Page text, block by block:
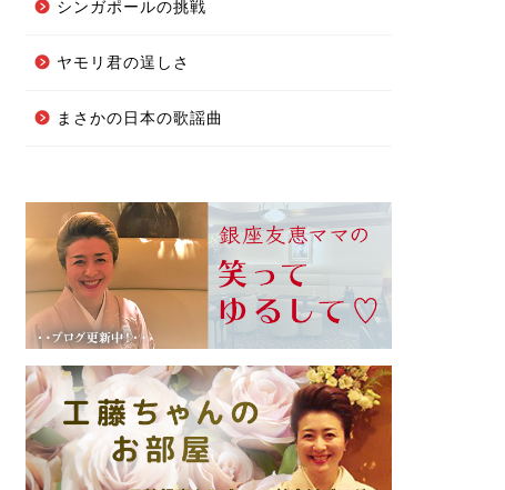
シンガポールの挑戦
ヤモリ君の逞しさ
まさかの日本の歌謡曲